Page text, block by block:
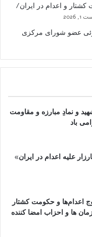
و اعدام در ایران/
2026
عضو شورای مرکزی
و نمادِ مبارزه و مقاومت
باد
علیه اعدام در ایران»
اعدام‌ها و حکومت کشتار
ها و احزاب امضا کننده